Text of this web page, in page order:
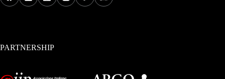
PARTNERSHIP